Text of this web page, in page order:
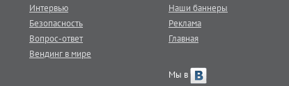
Интервью
Безопасность
Вопрос-ответ
Вендинг в мире
Наши баннеры
Реклама
Главная
Мы в